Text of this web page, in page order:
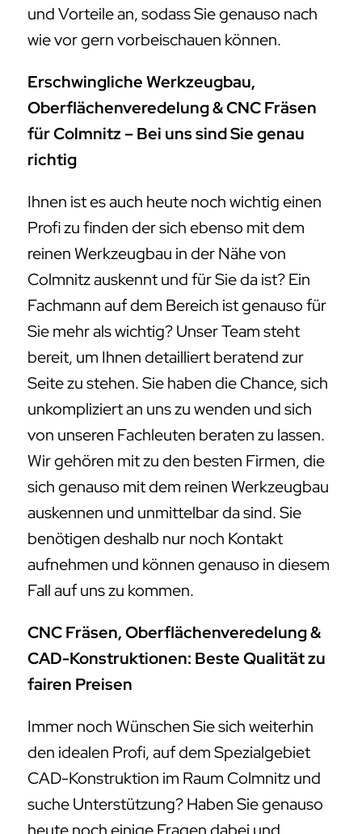
und Vorteile an, sodass Sie genauso nach
wie vor gern vorbeischauen können.
Erschwingliche Werkzeugbau,
Oberflächenveredelung & CNC Fräsen
für Colmnitz – Bei uns sind Sie genau
richtig
Ihnen ist es auch heute noch wichtig einen
Profi zu finden der sich ebenso mit dem
reinen Werkzeugbau in der Nähe von
Colmnitz auskennt und für Sie da ist? Ein
Fachmann auf dem Bereich ist genauso für
Sie mehr als wichtig? Unser Team steht
bereit, um Ihnen detailliert beratend zur
Seite zu stehen. Sie haben die Chance, sich
unkompliziert an uns zu wenden und sich
von unseren Fachleuten beraten zu lassen.
Wir gehören mit zu den besten Firmen, die
sich genauso mit dem reinen Werkzeugbau
auskennen und unmittelbar da sind. Sie
benötigen deshalb nur noch Kontakt
aufnehmen und können genauso in diesem
Fall auf uns zu kommen.
CNC Fräsen, Oberflächenveredelung &
CAD-Konstruktionen: Beste Qualität zu
fairen Preisen
Immer noch Wünschen Sie sich weiterhin
den idealen Profi, auf dem Spezialgebiet
CAD-Konstruktion im Raum Colmnitz und
suche Unterstützung? Haben Sie genauso